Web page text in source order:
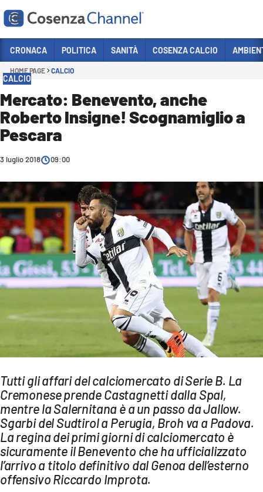
Sezioni
POLITICA
COSENZA CALCIO
ECONOMIA E LAVORO
SANITÀ
SPORT
CULTURA
AMBIENTE
LAC TV
LAC NETWORK
LAC ONAIR
LaC
Network
LACPLAY.IT
LACTV.IT
LACONAIR.IT
LACITYMAG.IT
CRONACA POLITICA SANITÀ COSENZA CALCIO
HOME PAGE CALCIO
CALCIO
Mercato: Benevento, anche
Roberto Insigne! Scognamiglio a
Pescara
3 luglio 2018 09:00
Tutti gli affari del calciomercato di Serie B. La
Cremonese prende Castagnetti dalla Spal,
mentre la Salernitana è a un passo da Jallow.
Sgarbi del Sudtirol a Perugia, Broh va a Padova.
La regina dei primi giorni di calciomercato è
sicuramente il Benevento che ha ufficializzato
l’arrivo a titolo definitivo dal Genoa dell’esterno
offensivo Riccardo Improta.